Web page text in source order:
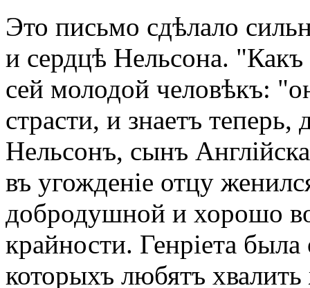
Это письмо сдѣлало
и сердцѣ Нельсона.
сей молодой человѣкъ:
страсти, и знаетъ
Нельсонъ, сынъ
въ угожденіе отцу
добродушной и хорошо
крайности. Генріета
которыхъ любятъ